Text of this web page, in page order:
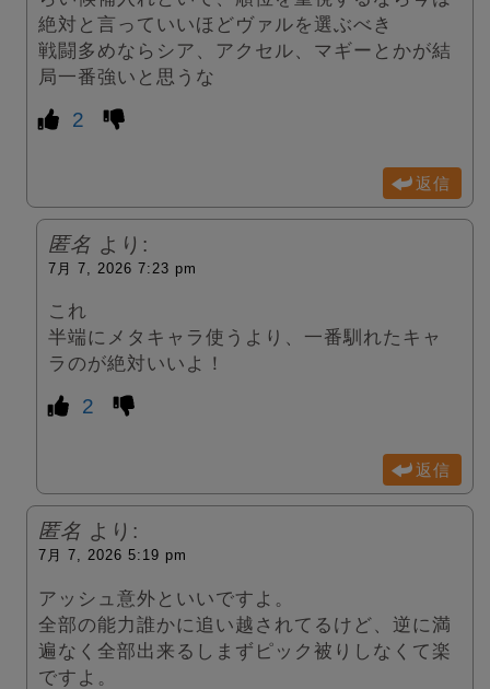
絶対と言っていいほどヴァルを選ぶべき
戦闘多めならシア、アクセル、マギーとかが結
局一番強いと思うな
2
返信
匿名 より:
7月 7, 2026 7:23 pm
これ
半端にメタキャラ使うより、一番馴れたキャ
ラのが絶対いいよ！
2
返信
匿名 より:
7月 7, 2026 5:19 pm
アッシュ意外といいですよ。
全部の能力誰かに追い越されてるけど、逆に満
遍なく全部出来るしまずピック被りしなくて楽
ですよ。